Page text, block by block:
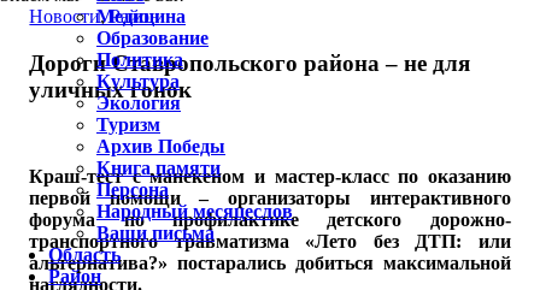
Новости,Район
Дороги Ставропольского района – не для
уличных гонок
Краш-тест с манекеном и мастер-класс по оказанию
первой помощи – организаторы интерактивного
форума по профилактике детского дорожно-
транспортного травматизма «Лето без ДТП: или
альтернатива?» постарались добиться максимальной
наглядности.
Медицина
Образование
Политика
Культура
Экология
Туризм
Архив Победы
Книга памяти
Персона
Народный месяцеслов
Ваши письма
Область
Район